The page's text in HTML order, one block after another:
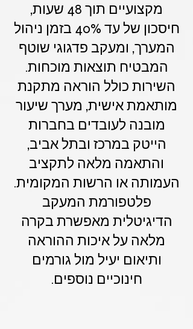
מקצועיים תוך 48 שעות,
חיסכון של עד 40% בזמן ניהול
המערך, ומעקב פדגוגי שוטף
המבטיח תוצאות מוכחות.
השירות כולל הוראה מתקנת
מותאמת אישית, מערך שיעור
מובנה לעובדים בחברות
הייטק במרכז ובתל אביב,
והתאמה מלאה לתקציב
העמותה או הרשות המקומית.
פלטפורמת המעקב
הדיגיטלית מאפשרת בקרה
מלאה על איכות ההוראה
ותיאום יעיל מול גורמים
חינוכיים נוספים.